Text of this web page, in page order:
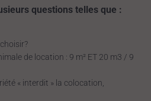
questions telles que :
de location : 9 m² ET 20 m3 / 9
« interdit » la colocation,